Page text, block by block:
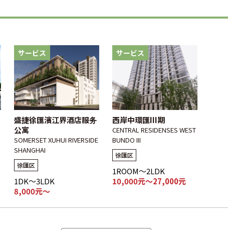
サービス
盛捷徐匯濱江界酒店服务
公寓
SOMERSET XUHUI RIVERSIDE
SHANGHAI
徐匯区
1DK～3LDK
8,000元～
サービス
西岸中環匯III期
CENTRAL RESIDENSES WEST
BUNDO III
徐匯区
1ROOM～2LDK
10,000元～27,000元